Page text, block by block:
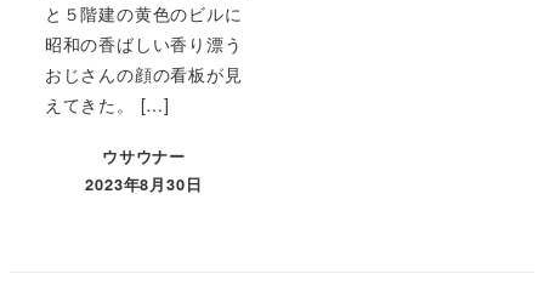
と５階建の黄色のビルに
昭和の香ばしい香り漂う
おじさんの顔の看板が見
えてきた。 […]
ウサウナー
2023年8月30日